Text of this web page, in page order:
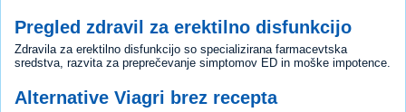
Pregled zdravil za erektilno disfunkcijo
Zdravila za erektilno disfunkcijo so specializirana farmacevtska
sredstva, razvita za preprečevanje simptomov ED in moške impotence.
Alternative Viagri brez recepta